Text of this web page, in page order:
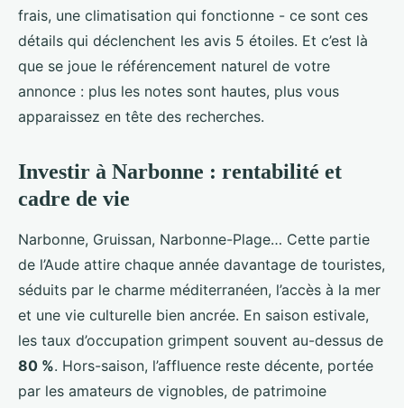
frais, une climatisation qui fonctionne - ce sont ces
détails qui déclenchent les avis 5 étoiles. Et c’est là
que se joue le référencement naturel de votre
annonce : plus les notes sont hautes, plus vous
apparaissez en tête des recherches.
Investir à Narbonne : rentabilité et
cadre de vie
Narbonne, Gruissan, Narbonne-Plage… Cette partie
de l’Aude attire chaque année davantage de touristes,
séduits par le charme méditerranéen, l’accès à la mer
et une vie culturelle bien ancrée. En saison estivale,
les taux d’occupation grimpent souvent au-dessus de
80 %. Hors-saison, l’affluence reste décente, portée
par les amateurs de vignobles, de patrimoine